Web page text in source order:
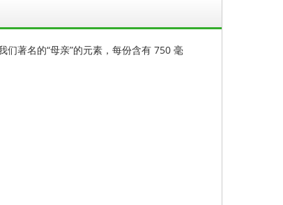
著名的“母亲”的元素，每份含有 750 毫